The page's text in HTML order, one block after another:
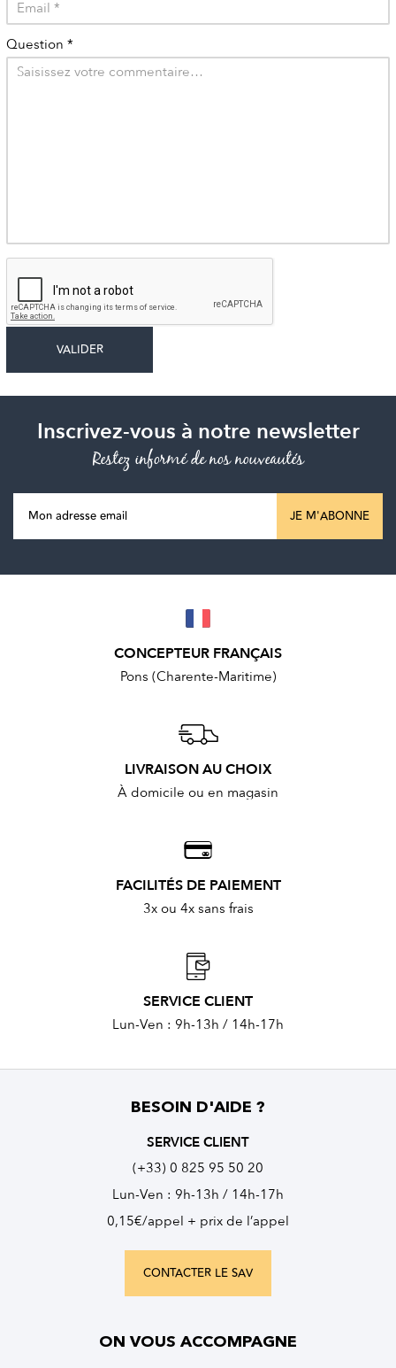
Question *
Inscrivez-vous à notre newsletter
Restez informé de nos nouveautés
JE M'ABONNE
CONCEPTEUR FRANÇAIS
Pons (Charente-Maritime)
LIVRAISON AU CHOIX
À domicile ou en magasin
FACILITÉS DE PAIEMENT
3x ou 4x sans frais
SERVICE CLIENT
Lun-Ven : 9h-13h / 14h-17h
BESOIN D'AIDE ?
SERVICE CLIENT
(+33) 0 825 95 50 20
Lun-Ven : 9h-13h / 14h-17h
0,15€/appel + prix de l’appel
CONTACTER LE SAV
ON VOUS ACCOMPAGNE